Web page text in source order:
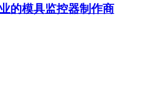
的模具监控器制作商